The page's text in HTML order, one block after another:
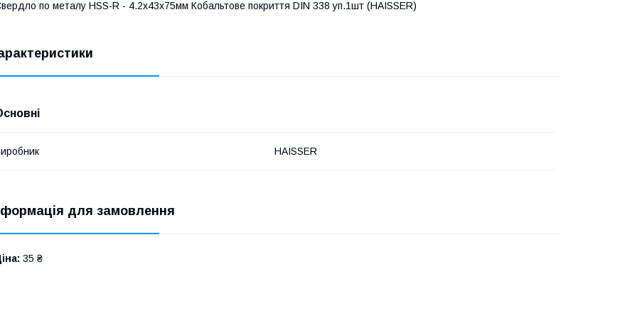
по металу HSS-R - 4.2х43х75мм Кобальтове покриття DIN 338 уп.1шт (HAISSER)
HAISSER
для замовлення
35 ₴